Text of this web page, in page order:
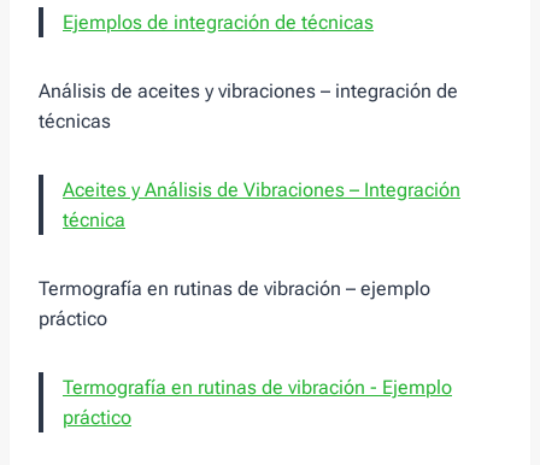
Ejemplos de integración de técnicas
Análisis de aceites y vibraciones – integración de
técnicas
Aceites y Análisis de Vibraciones – Integración
técnica
Termografía en rutinas de vibración – ejemplo
práctico
Termografía en rutinas de vibración - Ejemplo
práctico